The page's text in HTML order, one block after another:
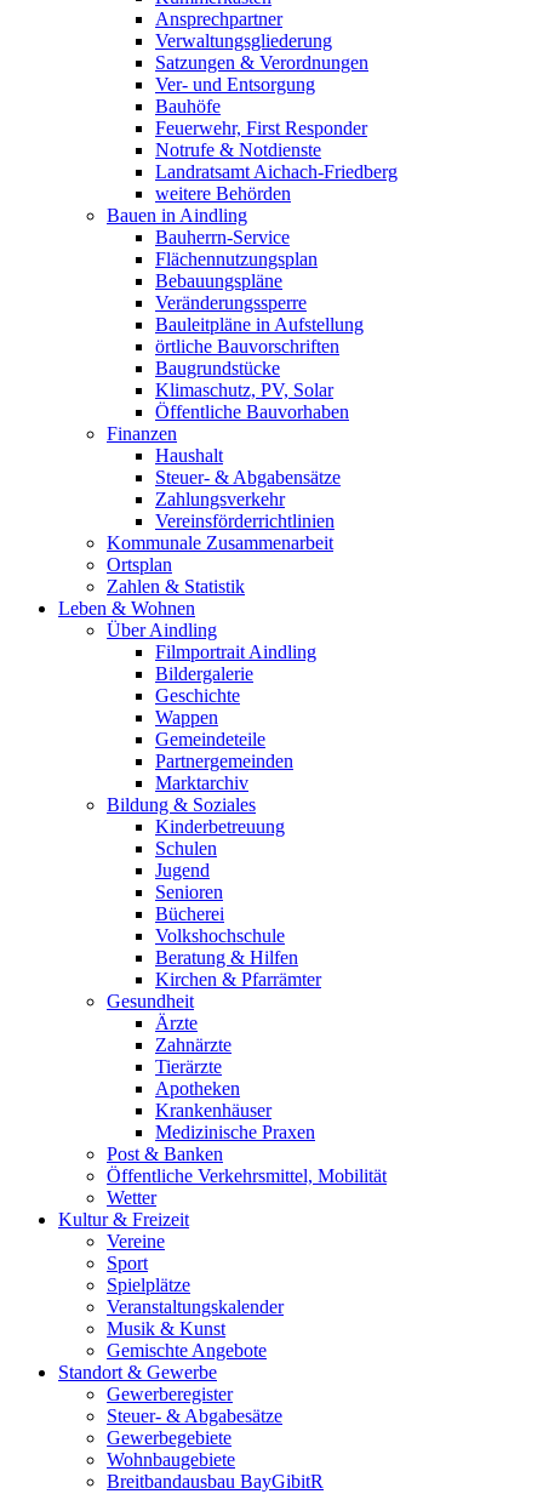
Ansprechpartner
Verwaltungsgliederung
Satzungen & Verordnungen
Ver- und Entsorgung
Bauhöfe
Feuerwehr, First Responder
Notrufe & Notdienste
Landratsamt Aichach-Friedberg
weitere Behörden
Bauen in Aindling
Bauherrn-Service
Flächennutzungsplan
Bebauungspläne
Veränderungssperre
Bauleitpläne in Aufstellung
örtliche Bauvorschriften
Baugrundstücke
Klimaschutz, PV, Solar
Öffentliche Bauvorhaben
Finanzen
Haushalt
Steuer- & Abgabensätze
Zahlungsverkehr
Vereinsförderrichtlinien
Kommunale Zusammenarbeit
Ortsplan
Zahlen & Statistik
Leben & Wohnen
Über Aindling
Filmportrait Aindling
Bildergalerie
Geschichte
Wappen
Gemeindeteile
Partnergemeinden
Marktarchiv
Bildung & Soziales
Kinderbetreuung
Schulen
Jugend
Senioren
Bücherei
Volkshochschule
Beratung & Hilfen
Kirchen & Pfarrämter
Gesundheit
Ärzte
Zahnärzte
Tierärzte
Apotheken
Krankenhäuser
Medizinische Praxen
Post & Banken
Öffentliche Verkehrsmittel, Mobilität
Wetter
Kultur & Freizeit
Vereine
Sport
Spielplätze
Veranstaltungskalender
Musik & Kunst
Gemischte Angebote
Standort & Gewerbe
Gewerberegister
Steuer- & Abgabesätze
Gewerbegebiete
Wohnbaugebiete
Breitbandausbau BayGibitR